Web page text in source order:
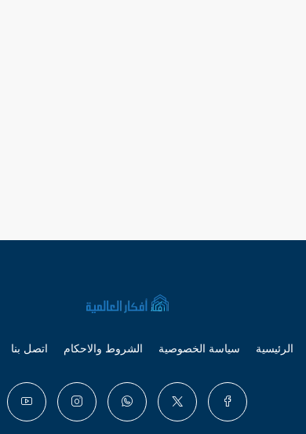
الرئيسية سياسة الخصوصية الشروط والاحكام اتصل بنا